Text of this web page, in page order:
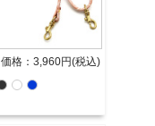
価格：3,960円(税込)